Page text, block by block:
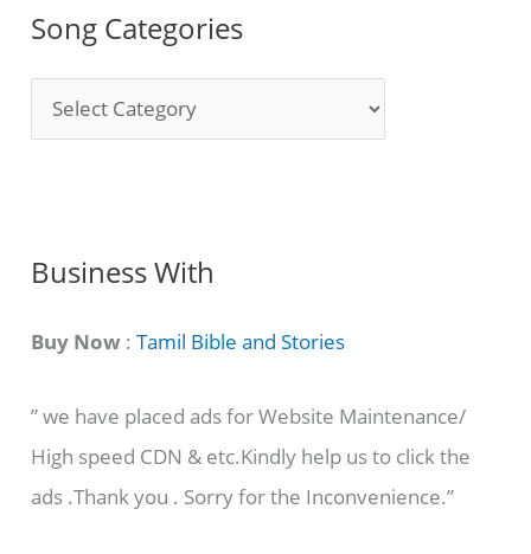
Song Categories
o
C
t
g
o
r
Business With
Buy Now :Tamil Bible and Stories
” we have placed ads for Website Maintenance/
High speed CDN & etc.Kindly help us to click the
ads .Thank you . Sorry for the Inconvenience.”